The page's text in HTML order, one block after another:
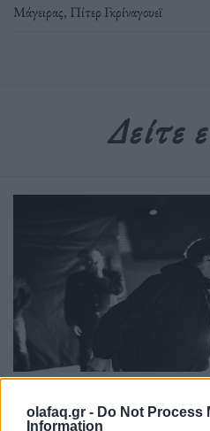
olafaq.gr - Do Not Process
Information
Μάγειρας, Πίτερ Γκρίναγουεϊ
Δείτε
Τέχνη